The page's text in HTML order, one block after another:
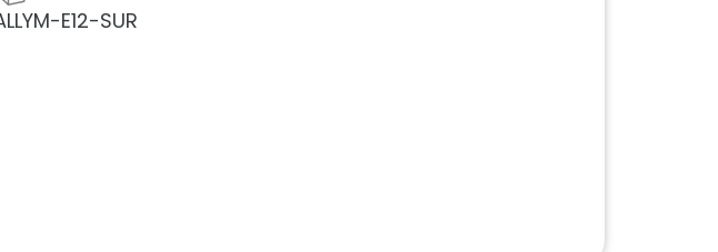
E12-SUR